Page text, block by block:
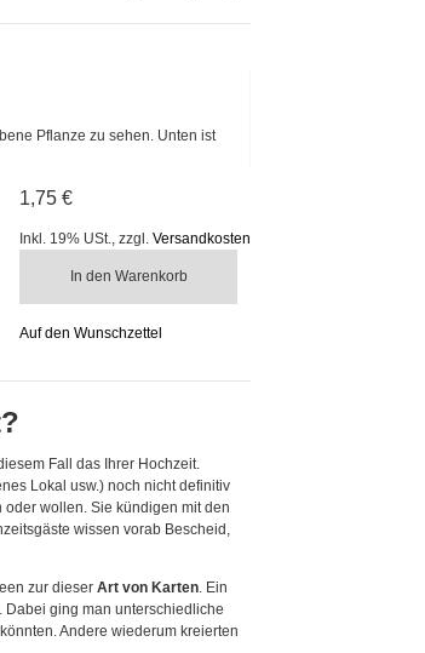
Pflanze zu sehen. Unten ist
1,75 €
Inkl. 19% USt., zzgl. Versandkosten
In den Warenkorb
Auf den Wunschzettel
Fall das Ihrer Hochzeit.
Lokal usw.) noch nicht definitiv
wollen. Sie kündigen mit den
wissen vorab Bescheid,
zur dieserArt von Karten. Ein
Dabei ging man unterschiedliche
Andere wiederum kreierten